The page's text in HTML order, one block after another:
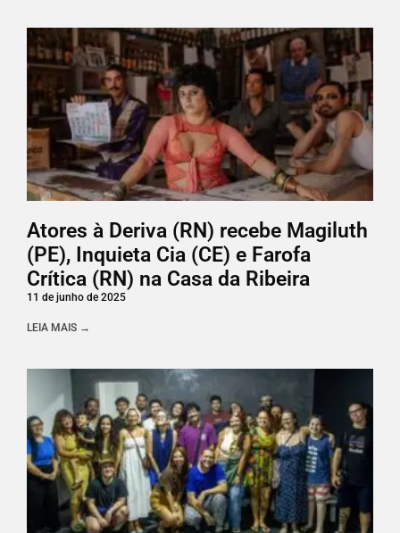
Atores à Deriva (RN) recebe Magiluth
(PE), Inquieta Cia (CE) e Farofa
Crítica (RN) na Casa da Ribeira
11 de junho de 2025
LEIA MAIS →